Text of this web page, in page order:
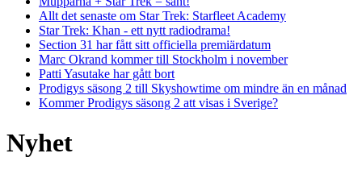
Allt det senaste om Star Trek: Starfleet Academy
Star Trek: Khan - ett nytt radiodrama!
Section 31 har fått sitt officiella premiärdatum
Marc Okrand kommer till Stockholm i november
Patti Yasutake har gått bort
Prodigys säsong 2 till Skyshowtime om mindre än en månad
Kommer Prodigys säsong 2 att visas i Sverige?
Nyhet